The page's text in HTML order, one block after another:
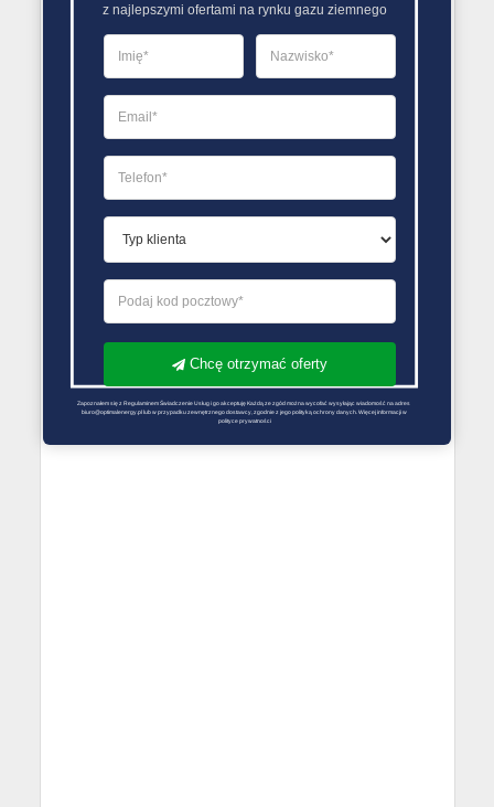
również podłączenie uziemienia. Po wykonaniu
tankowania szczelność zbiornika powinna być
ponownie skontrolowana, a jego zawór
odpowiednio zaplombowany..
PORÓWNYWARKA OFERT GAZU
z najlepszymi ofertami na rynku gazu ziemnego
Chcę otrzymać oferty
Zapoznałem się z Regulaminem Świadczenie Usług i go akceptuję Każdą ze zgód można wycofać wysyłając wiadomość na adres
biuro@optimalenergy.pl lub w przypadku zewnętrznego dostawcy, zgodnie z jego polityką ochrony danych. Więcej informacji w
polityce prywatności